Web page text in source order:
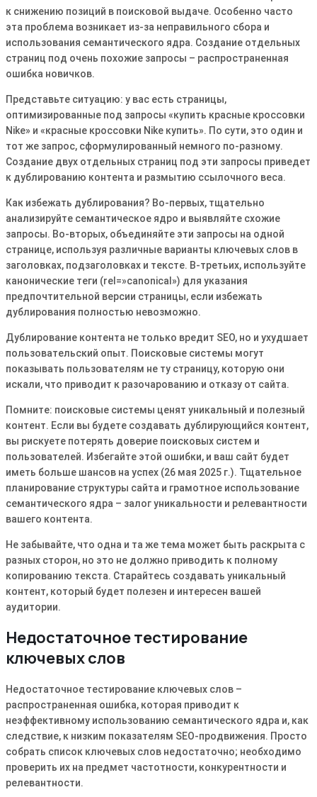
к снижению позиций в поисковой выдаче․ Особенно часто
эта проблема возникает из-за неправильного сбора и
использования семантического ядра․ Создание отдельных
страниц под очень похожие запросы – распространенная
ошибка новичков․
Представьте ситуацию: у вас есть страницы,
оптимизированные под запросы «купить красные кроссовки
Nike» и «красные кроссовки Nike купить»․ По сути, это один и
тот же запрос, сформулированный немного по-разному․
Создание двух отдельных страниц под эти запросы приведет
к дублированию контента и размытию ссылочного веса․
Как избежать дублирования? Во-первых, тщательно
анализируйте семантическое ядро и выявляйте схожие
запросы․ Во-вторых, объединяйте эти запросы на одной
странице, используя различные варианты ключевых слов в
заголовках, подзаголовках и тексте․ В-третьих, используйте
канонические теги (rel=»canonical») для указания
предпочтительной версии страницы, если избежать
дублирования полностью невозможно․
Дублирование контента не только вредит SEO, но и ухудшает
пользовательский опыт․ Поисковые системы могут
показывать пользователям не ту страницу, которую они
искали, что приводит к разочарованию и отказу от сайта․
Помните: поисковые системы ценят уникальный и полезный
контент․ Если вы будете создавать дублирующийся контент,
вы рискуете потерять доверие поисковых систем и
пользователей․ Избегайте этой ошибки, и ваш сайт будет
иметь больше шансов на успех (26 мая 2025 г․)․ Тщательное
планирование структуры сайта и грамотное использование
семантического ядра – залог уникальности и релевантности
вашего контента․
Не забывайте, что одна и та же тема может быть раскрыта с
разных сторон, но это не должно приводить к полному
копированию текста․ Старайтесь создавать уникальный
контент, который будет полезен и интересен вашей
аудитории․
Недостаточное тестирование
ключевых слов
Недостаточное тестирование ключевых слов –
распространенная ошибка, которая приводит к
неэффективному использованию семантического ядра и, как
следствие, к низким показателям SEO-продвижения․ Просто
собрать список ключевых слов недостаточно; необходимо
проверить их на предмет частотности, конкурентности и
релевантности․